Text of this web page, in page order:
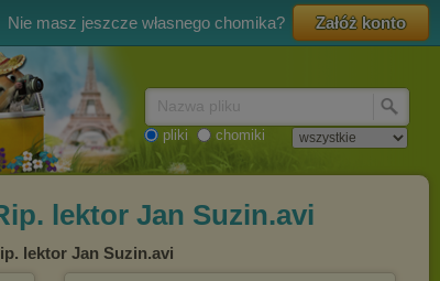
Nie masz jeszcze własnego chomika? Załóż konto
pliki chomiki
lektor Jan Suzin.avi
lektor Jan Suzin.avi